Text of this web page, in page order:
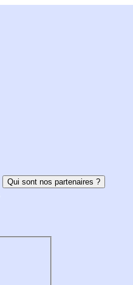
Qui sont nos partenaires ?